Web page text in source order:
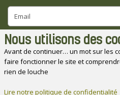
Nous utilisons des
Avant de continuer… un mot sur les
faire fonctionner le site et
rien de louche
Lire notre politique de confidentialité
Natagora souhaite